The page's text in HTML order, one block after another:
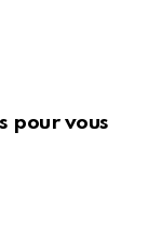
pour vous